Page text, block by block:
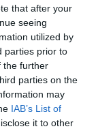
that after your
seeing
utilized by
parties prior to
the further
parties on the
may
IAB’s List of
it to other